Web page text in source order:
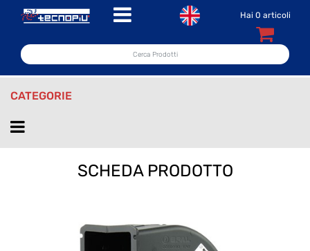
Open menu Hai 0 articoli
CATEGORIE
Open menu
SCHEDA PRODOTTO